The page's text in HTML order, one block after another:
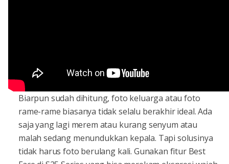
Biarpun sudah dihitung, foto keluarga atau foto
rame-rame biasanya tidak selalu berakhir ideal. Ada
saja yang lagi merem atau kurang senyum atau
malah sedang menundukkan kepala. Tapi solusinya
tidak harus foto berulang kali. Gunakan fitur Best